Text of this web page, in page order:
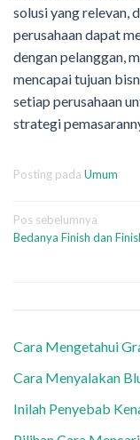
solusi yang relevan,
perusahaan dapat
dengan pelanggan,
mencapai tujuan
setiap perusahaan
strategi
Posting pada Umum
Navigasi
pos
Pos sebelumnya
Bedanya Finish dan
Cara Mengetahui
Cara Menyalakan
Inilah Penyebab